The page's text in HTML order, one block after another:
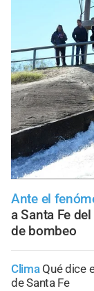
Ante el
a Santa Fe
de bombeo
Clima Qué dice
de Santa Fe